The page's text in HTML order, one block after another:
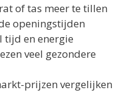
of tas meer te tillen
openingstijden
tijd en energie
veel gezondere
prijzen vergelijken